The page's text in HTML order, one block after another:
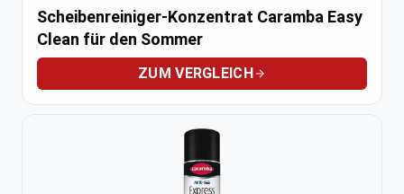
Scheibenreiniger-Konzentrat Caramba Easy
Clean für den Sommer
ZUM VERGLEICH